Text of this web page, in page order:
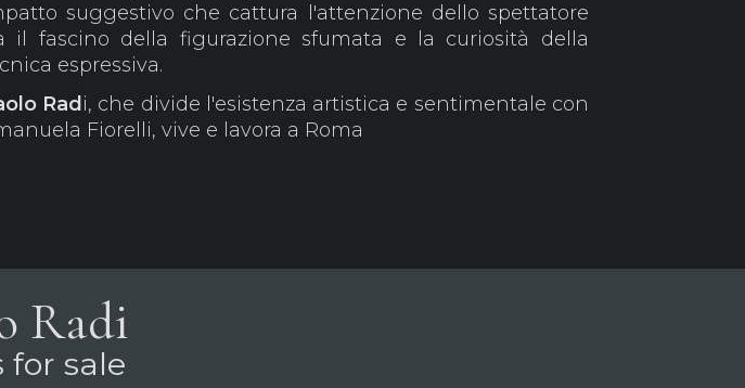
suggestivo che cattura l'attenzione dello spettatore
il fascino della figurazione sfumata e la curiosità della
espressiva.
Rad i, che divide l'esistenza artistica e sentimentale con
Fiorelli, vive e lavora a Roma
Radi
for sale